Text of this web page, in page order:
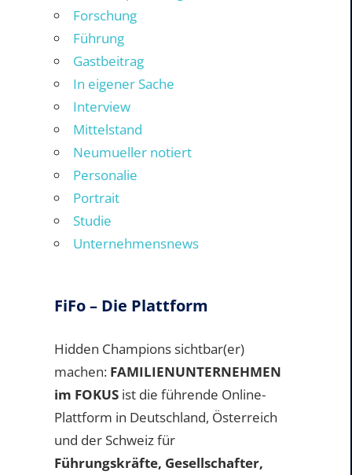
Forschung
Führung
Gastbeitrag
In eigener Sache
Interview
Mittelstand
Neumueller notiert
Personalie
Portrait
Studie
Unternehmensnews
FiFo – Die Plattform
Hidden Champions sichtbar(er)
machen: FAMILIENUNTERNEHMEN
im FOKUS ist die führende Online-
Plattform in Deutschland, Österreich
und der Schweiz für
Führungskräfte, Gesellschafter,